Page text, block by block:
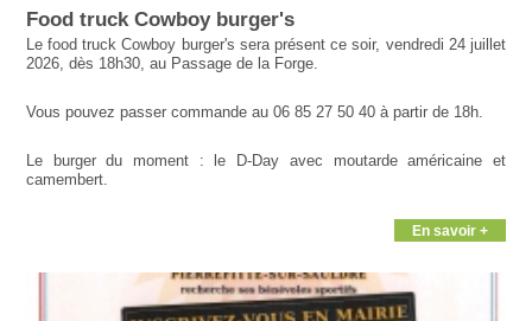
Food truck Cowboy burger's
Le food truck Cowboy burger's sera présent ce soir, vendredi 24 juillet
2026, dès 18h30, au Passage de la Forge.
Vous pouvez passer commande au 06 85 27 50 40 à partir de 18h.
Le burger du moment : le D-Day avec moutarde américaine et
camembert.
En savoir +